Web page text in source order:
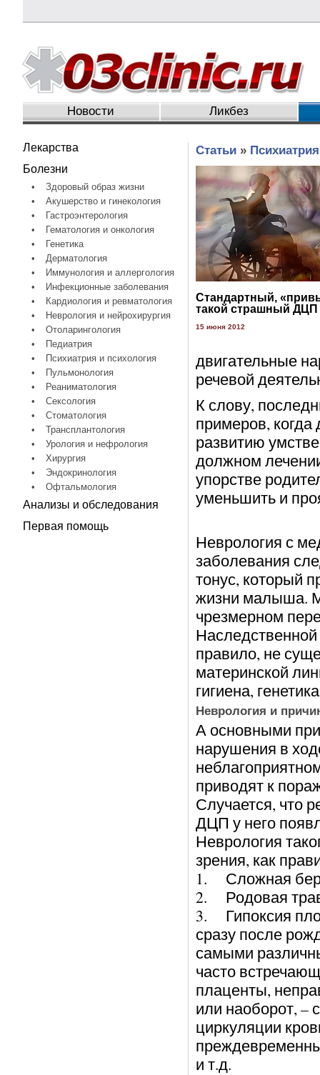
Новости Ликбез
Лекарства
Болезни
•
Здоровый образ жизни
•
Акушерство и гинекология
•
Гастроэнтерология
•
Гематология и онкология
•
Генетика
•
Дерматология
•
Иммунология и аллергология
•
Инфекционные заболевания
•
Кардиология и ревматология
•
Неврология и нейрохирургия
•
Отоларингология
•
Педиатрия
•
Психиатрия и психология
•
Пульмонология
•
Реаниматология
•
Сексология
•
Стоматология
•
Трансплантология
•
Урология и нефрология
•
Хирургия
•
Эндокринология
•
Офтальмология
Анализы и обследования
Первая помощь
Статьи»
Стандартный,
такой страшный ДЦП
15 июня 2012
двигательные
речевой
К слову,
примеров,
развитию
должном
упорстве
уменьшить и
Неврология с
заболевания
тонус, который
жизни малыша.
чрезмерном
правило, не
материнской
гигиена,
Неврология и
А основными
нарушения в
приводят к
Случается, что
ДЦП у него
Неврология
зрения, как
1. Сложная
2. Родовая
3. Гипоксия
сразу после
самыми
часто
плаценты,
или наоборот, –
циркуляции
и т.д.